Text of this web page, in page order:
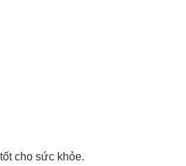
cho sức khỏe.